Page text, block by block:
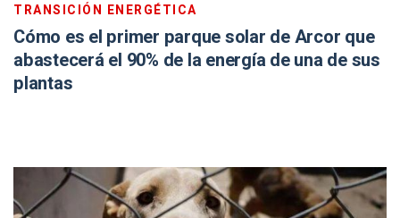
TRANSICIÓN ENERGÉTICA
Cómo es el primer parque solar de Arcor que
abastecerá el 90% de la energía de una de sus
plantas